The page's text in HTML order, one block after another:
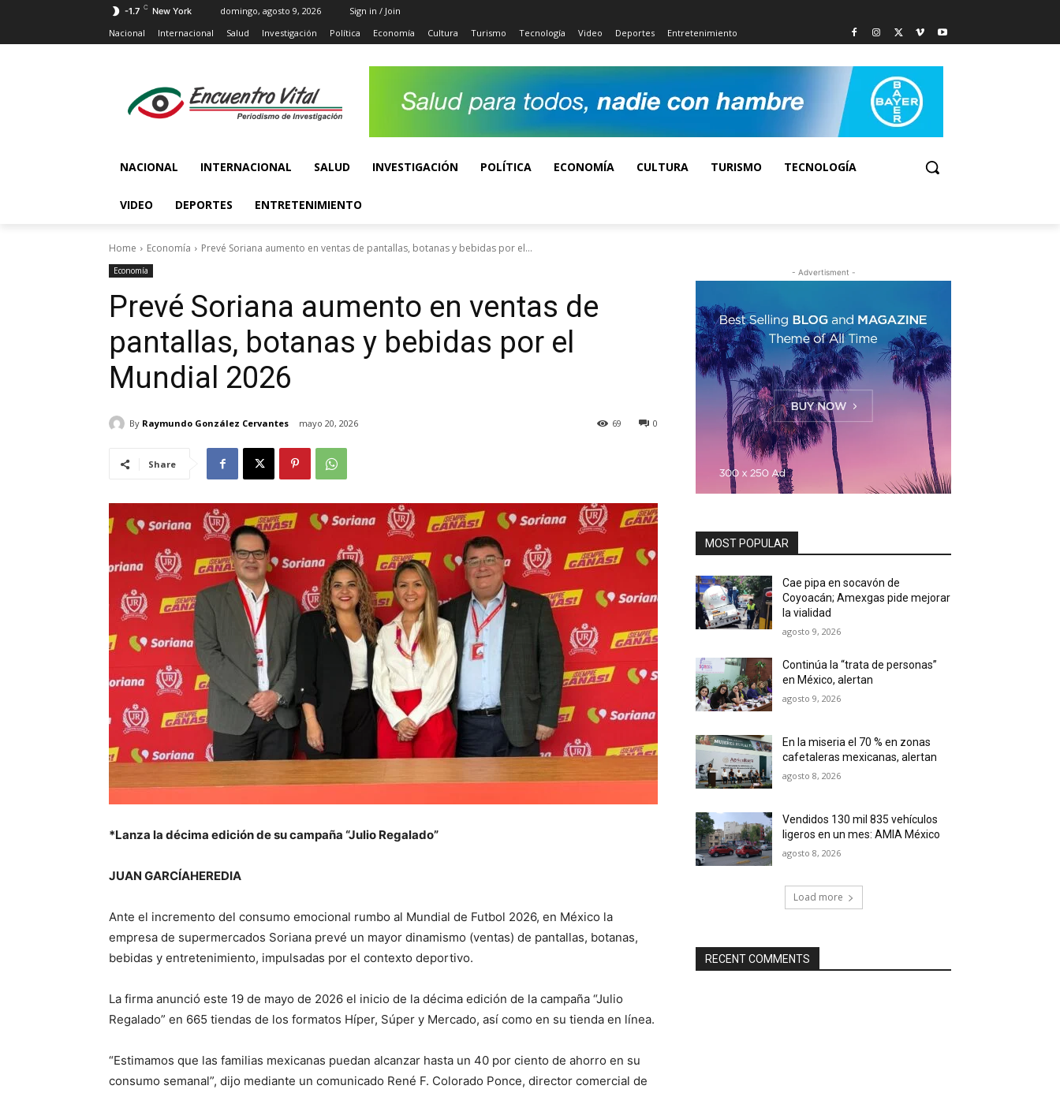
-1.7 C New York domingo, agosto 9, 2026
Sign in / Join
Nacional
Internacional Salud Investigación Política Economía Cultura Turismo Tecnología Video Deportes Entretenimiento
NACIONAL INTERNACIONAL SALUD INVESTIGACIÓN POLÍTICA ECONOMÍA CULTURA TURISMO TECNOLOGÍA
VIDEO DEPORTES ENTRETENIMIENTO
Home Economía Prevé Soriana aumento en ventas de pantallas, botanas y bebidas por el...
Economía
Prevé Soriana aumento en ventas de
pantallas, botanas y bebidas por el
Mundial 2026
By Raymundo González Cervantes mayo 20, 2026 0
69
Share
*Lanza la décima edición de su campaña “Julio Regalado”
JUAN GARCÍAHEREDIA
Ante el incremento del consumo emocional rumbo al Mundial de Futbol 2026, en México la
empresa de supermercados Soriana prevé un mayor dinamismo (ventas) de pantallas, botanas,
bebidas y entretenimiento, impulsadas por el contexto deportivo.
La firma anunció este 19 de mayo de 2026 el inicio de la décima edición de la campaña “Julio
Regalado” en 665 tiendas de los formatos Híper, Súper y Mercado, así como en su tienda en línea.
“Estimamos que las familias mexicanas puedan alcanzar hasta un 40 por ciento de ahorro en su
consumo semanal”, dijo mediante un comunicado René F. Colorado Ponce, director comercial de
- Advertisment -
MOST POPULAR
Cae pipa en socavón de
Coyoacán; Amexgas pide mejorar
la vialidad
agosto 9, 2026
Continúa la “trata de personas”
en México, alertan
agosto 9, 2026
En la miseria el 70 % en zonas
cafetaleras mexicanas, alertan
agosto 8, 2026
Vendidos 130 mil 835 vehículos
ligeros en un mes: AMIA México
agosto 8, 2026
Load more
RECENT COMMENTS